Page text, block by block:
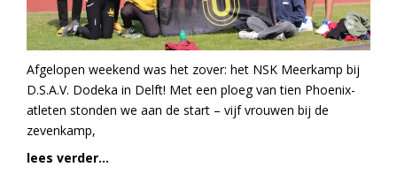
Afgelopen weekend was het zover: het NSK Meerkamp bij
D.S.A.V. Dodeka in Delft! Met een ploeg van tien Phoenix-
atleten stonden we aan de start – vijf vrouwen bij de
zevenkamp,
lees verder...